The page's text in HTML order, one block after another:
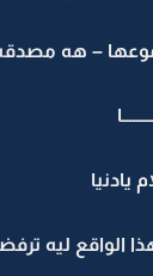
– هه مصدقه
يادنيا
الواقع ليه